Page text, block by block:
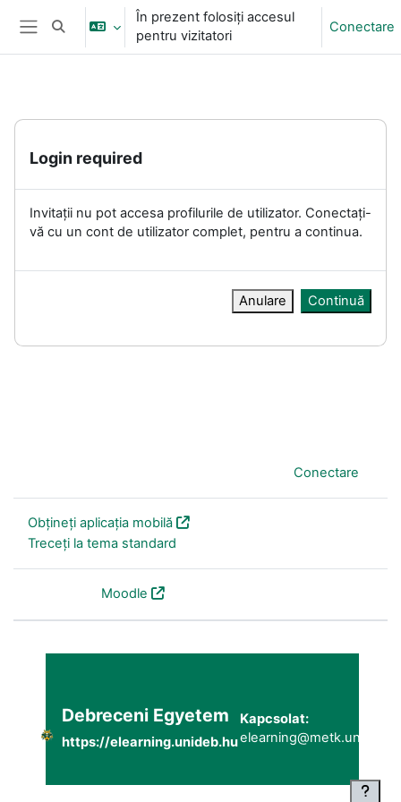
Sari la conţinutul principal
Panou lateral
Afișați căutarea
În prezent folosiți accesul
pentru vizitatori
Conectare
Login required
Invitații nu pot accesa profilurile de utilizator. Conectați-
vă cu un cont de utilizator complet, pentru a continua.
Anulare Continuă
Conectare
Obțineți aplicația mobilă
Treceți la tema standard
Moodle
Debreceni Egyetem
https://elearning.unideb.hu
Kapcsolat: